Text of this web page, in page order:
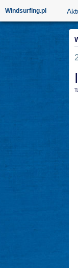
Windsurfing.pl